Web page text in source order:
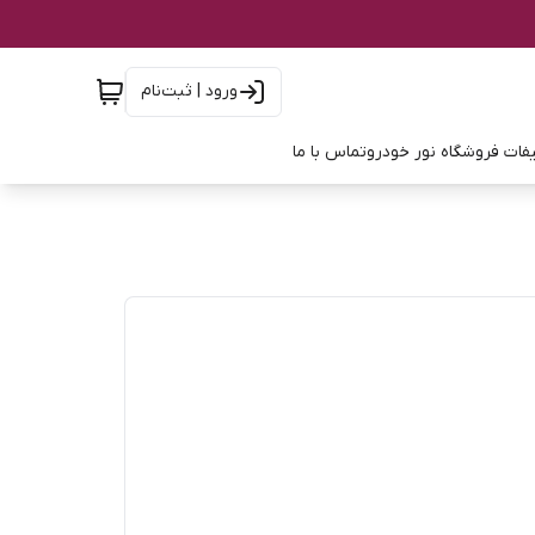
ورود | ثبت‌نام
فروشگاه نور خودروتماس با ما